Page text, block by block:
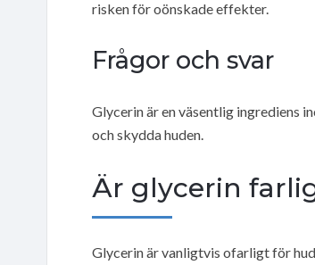
risken för oönskade effekter.
Frågor och svar
Glycerin är en väsentlig ingrediens
och skydda huden.
Är glycerin
Glycerin är vanligtvis ofarligt för